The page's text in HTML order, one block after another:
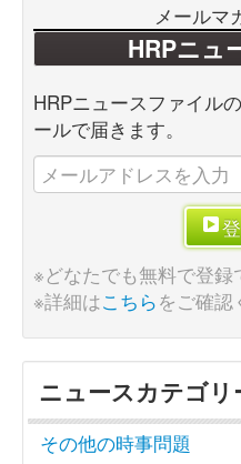
メールマ
HRPニュ
HRPニュースファイル
ールで届きます。
※どなたでも無料で登録
※詳細はこちらをご確認
ニュースカテゴリ
その他の時事問題